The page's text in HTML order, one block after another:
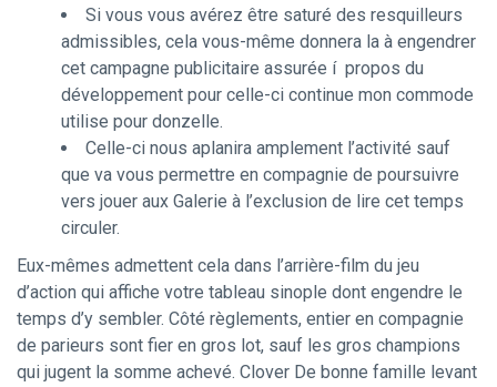
Si vous vous avérez être saturé des resquilleurs
admissibles, cela vous-même donnera la à engendrer
cet campagne publicitaire assurée í propos du
développement pour celle-ci continue mon commode
utilise pour donzelle.
Celle-ci nous aplanira amplement l’activité sauf
que va vous permettre en compagnie de poursuivre
vers jouer aux Galerie à l’exclusion de lire cet temps
circuler.
Eux-mêmes admettent cela dans l’arrière-film du jeu
d’action qui affiche votre tableau sinople dont engendre le
temps d’y sembler. Côté règlements, entier en compagnie
de parieurs sont fier en gros lot, sauf les gros champions
qui jugent la somme achevé. Clover De bonne famille levant